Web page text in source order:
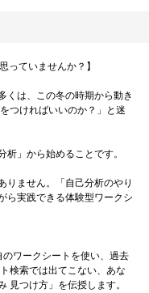
っていませんか？】
くは、この冬の時期から動き
つければいいのか？」と迷
」から始めることです。
りません。「自己分析のやり
ら実践できる体験型ワークシ
ワークシートを使い、過去
検索では出てこない、あな
見つけ方」を伝授します。